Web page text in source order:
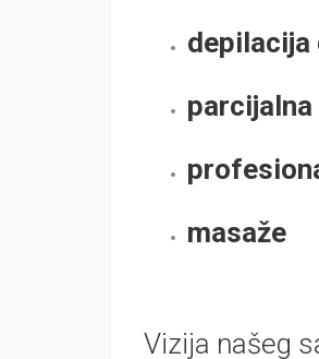
depilacija
masaže
Vizija našeg